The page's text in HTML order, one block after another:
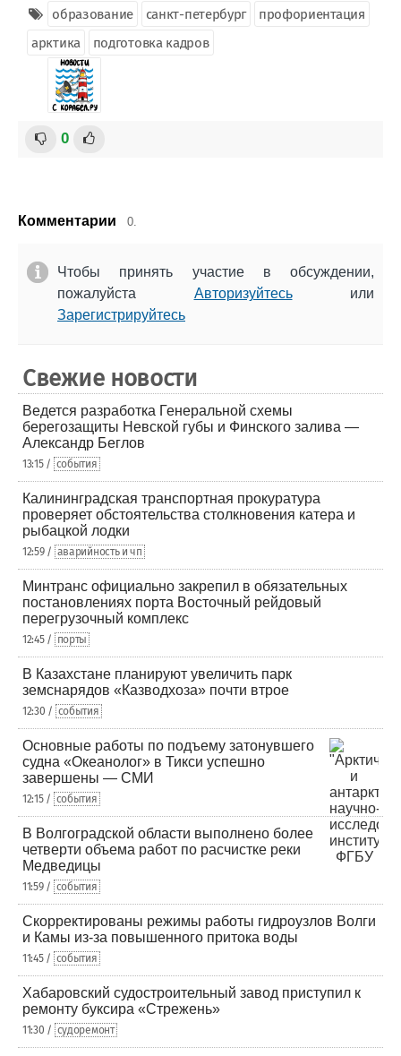
образование санкт-петербург
профориентация
арктика
подготовка кадров
0
Комментарии 0.
Чтобы принять участие в обсуждении,
пожалуйста Авторизуйтесьили
Зарегистрируйтесь
Свежие новости
Ведется разработка Генеральной схемы
берегозащиты Невской губы и Финского залива —
Александр Беглов
13:15 / события
Калининградская транспортная прокуратура
проверяет обстоятельства столкновения катера и
рыбацкой лодки
12:59 / аварийность и чп
Минтранс официально закрепил в обязательных
постановлениях порта Восточный рейдовый
перегрузочный комплекс
12:45 / порты
В Казахстане планируют увеличить парк
земснарядов «Казводхоза» почти втрое
12:30 / события
Основные работы по подъему затонувшего
судна «Океанолог» в Тикси успешно
завершены — СМИ
12:15 / события
В Волгоградской области выполнено более
четверти объема работ по расчистке реки
Медведицы
11:59 / события
Скорректированы режимы работы гидроузлов Волги
и Камы из-за повышенного притока воды
11:45 / события
Хабаровский судостроительный завод приступил к
ремонту буксира «Стрежень»
11:30 / судоремонт